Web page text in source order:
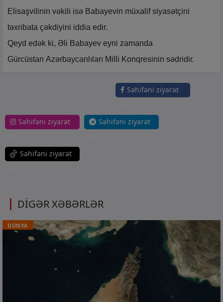
Elisaşvilinin vəkili isə Babayevin müxalif siyasətçini
təxribata çəkdiyini iddia edir.
Qeyd edək ki, Əli Babayev eyni zamanda
Gürcüstan Azərbaycanlıları Milli Konqresinin sədridir.
Səhifəni ziyarət
Səhifəni ziyarət
Səhifəni ziyarət
Səhifəni ziyarət
DİGƏR XƏBƏRLƏR
DÜNYA